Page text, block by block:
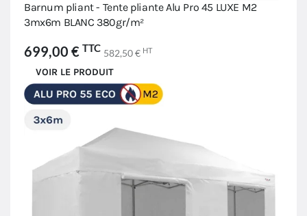
Barnum pliant - Tente pliante Alu Pro 45 LUXE M2
3mx6m BLANC 380gr/m²
699,00 € TTC 582,50 € HT
VOIR LE PRODUIT